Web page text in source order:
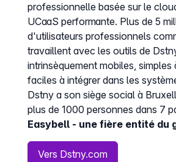
professionnelle basée sur le
UCaaS performante. Plus de 5
d'utilisateurs professionnels
travaillent avec les outils de
intrinsèquement mobiles, simples
faciles à intégrer dans les
Dstny a son siège social à
plus de 1000 personnes dans 7
Easybell - une fière entité du
Vers Dstny.com